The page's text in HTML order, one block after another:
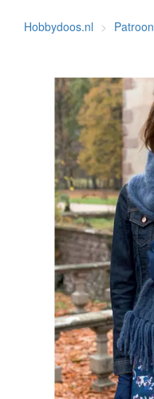
Hobbydoos.nl Patroon